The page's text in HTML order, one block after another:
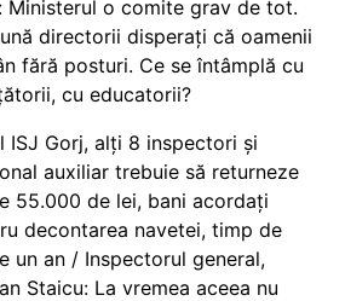
Ministerul o comite grav de tot.
directorii disperați că oamenii
fără posturi. Ce se întâmplă cu
cu educatorii?
ISJ Gorj, alți 8 inspectori și
auxiliar trebuie să returneze
55.000 de lei, bani acordați
decontarea navetei, timp de
un an / Inspectorul general,
Staicu: La vremea aceea nu